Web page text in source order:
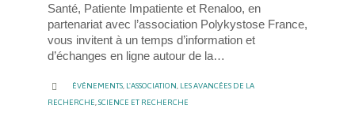
Santé, Patiente Impatiente et Renaloo, en
partenariat avec l’association Polykystose France,
vous invitent à un temps d’information et
d’échanges en ligne autour de la…
 CATEGORY
ÉVÉNEMENTS L'ASSOCIATION LES AVANCÉES DE LA
RECHERCHE SCIENCE ET RECHERCHE